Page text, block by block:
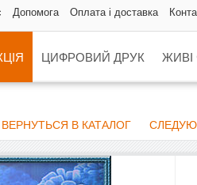
Допомога Оплата і доставка
ЦИФРОВИЙ ДРУК
ВЕРНУТЬСЯ В КАТАЛОГ